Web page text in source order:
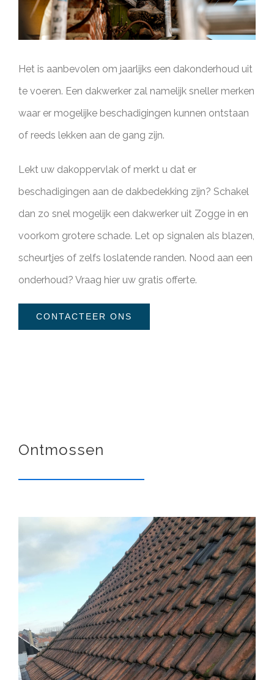
Het is aanbevolen om jaarlijks een dakonderhoud uit
te voeren. Een dakwerker zal namelijk sneller merken
waar er mogelijke beschadigingen kunnen ontstaan
of reeds lekken aan de gang zijn.
Lekt uw dakoppervlak of merkt u dat er
beschadigingen aan de dakbedekking zijn? Schakel
dan zo snel mogelijk een dakwerker uit Zogge in en
voorkom grotere schade. Let op signalen als blazen,
scheurtjes of zelfs loslatende randen. Nood aan een
onderhoud? Vraag hier uw gratis offerte.
CONTACTEER ONS
Ontmossen